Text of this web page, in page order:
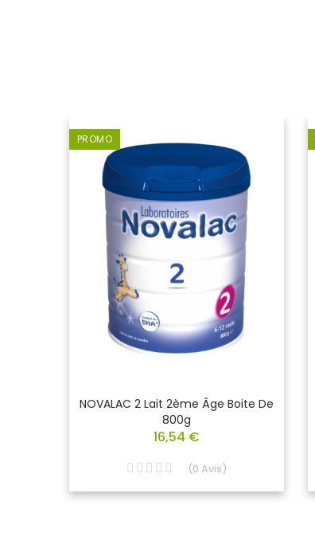
PROMO
NOVALAC 2 Lait 2ème Âge Boite De
800g
16,54 €
(0 Avis)